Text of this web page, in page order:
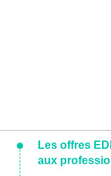
Les offres
aux